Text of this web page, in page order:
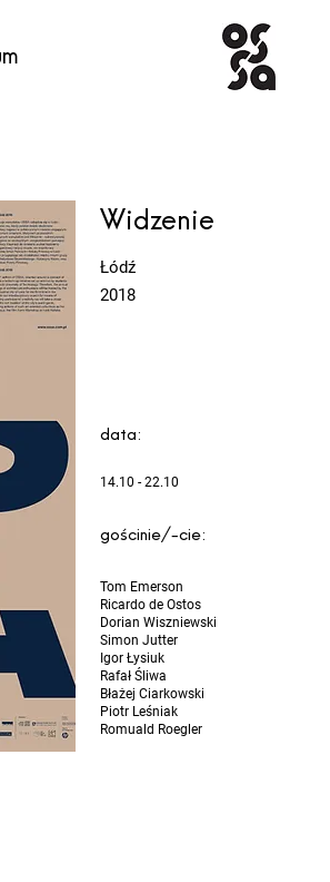
.
Widzenie
Łódź
2018
data:
14.10 - 22.10
gościnie/-cie:
Tom Emerson
Ricardo de Ostos
Dorian Wiszniewski
Simon Jutter
Igor Łysiuk
Rafał Śliwa
Błażej Ciarkowski
Piotr Leśniak
Romuald Roegler